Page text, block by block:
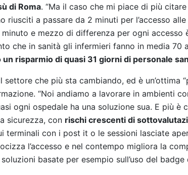
di Roma. “Ma il caso che mi piace di più
riusciti a passare da 2 minuti per l’accesso
minuto e mezzo di differenza per ogni accesso
che in sanità gli infermieri fanno in media 70
un risparmio di quasi 31 giorni di personale
settore che più sta cambiando, ed è un’ottima
“Noi andiamo a lavorare in ambienti
ogni ospedale ha una soluzione sua. E più è
sicurezza, con rischi crescenti di
terminali con i post it o le sessioni lasciate
l’accesso e nel contempo migliora la
basate per esempio sull’uso del